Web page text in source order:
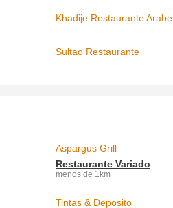
Khadije Restaurante Arabe
Sultao Restaurante
Aspargus Grill
Restaurante Variado
menos de 1km
Tintas & Deposito